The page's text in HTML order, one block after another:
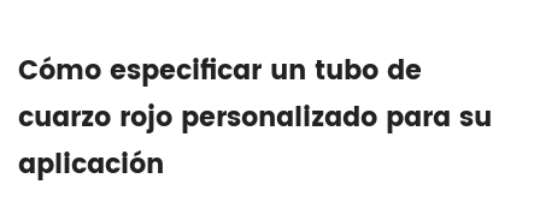
Cómo especificar un tubo de
cuarzo rojo personalizado para su
aplicación